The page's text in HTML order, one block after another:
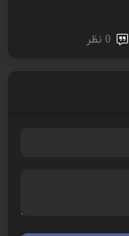
0 نظر